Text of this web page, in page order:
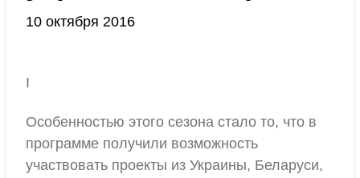
10 октября 2016
I
Особенностью этого сезона стало то, что в
программе получили возможность
участвовать проекты из Украины, Беларуси,